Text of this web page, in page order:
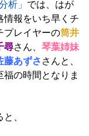
析」 では、はが
報をいち早くチ
プレイヤーの筒井
尋さん、 琴葉姉妹
藤あずささんと、
の時間となりま
、